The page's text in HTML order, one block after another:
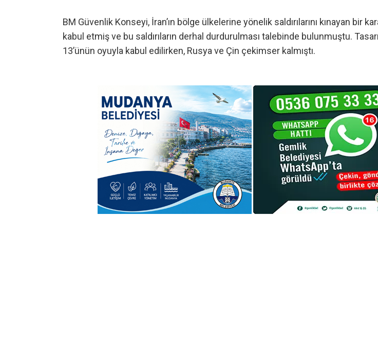
BM Güvenlik Konseyi, İran’ın bölge ülkelerine yönelik saldırılarını kınayan bir
kabul etmiş ve bu saldırıların derhal durdurulması talebinde bulunmuştu.
13’ünün oyuyla kabul edilirken, Rusya ve Çin çekimser kalmıştı.